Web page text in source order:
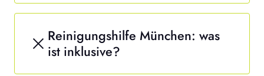
Reinigungshilfe München: was
ist inklusive?